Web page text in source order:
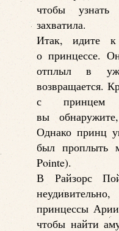
чтобы
захватила.
Итак, идите к
о принцессе.
отплыл в
возвращается.
с принцем
вы
Однако принц
был проплыть
Pointe).
В Райзорс
принцессы
чтобы найти